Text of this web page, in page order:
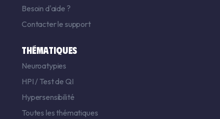
Besoin d'aide ?
Contacter le support
THÉMATIQUES
Neuroatypies
HPI / Test de QI
Hypersensibilité
Toutes les thématiques